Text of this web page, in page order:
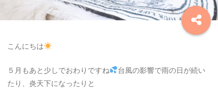
こんにちは
５月もあと少しでおわりですね
台風の影響で雨の日が続い
たり、炎天下になったりと